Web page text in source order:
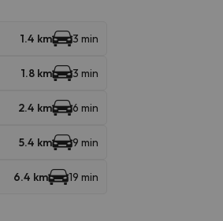
1.4 km 3 min
1.8 km 3 min
2.4 km 6 min
5.4 km 9 min
6.4 km 19 min